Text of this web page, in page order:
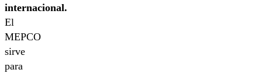
internacional.
El
MEPCO
sirve
para